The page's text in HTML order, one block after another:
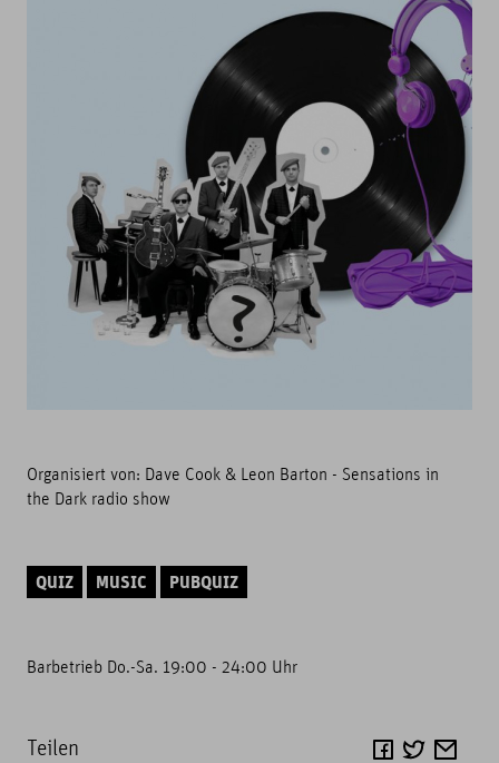
Organisiert von: Dave Cook & Leon Barton - Sensations in
the Dark radio show
QUIZ MUSIC PUBQUIZ
Barbetrieb Do.-Sa. 19:00 - 24:00 Uhr
Teilen